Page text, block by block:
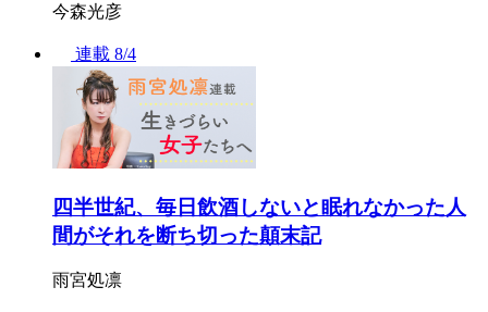
今森光彦
連載 8/4
四半世紀、毎日飲酒しないと眠れなかった人
間がそれを断ち切った顛末記
雨宮処凛